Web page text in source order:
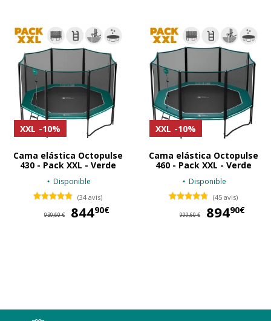
XXL -10%
Cama elástica Octopulse
430 - Pack XXL - Verde
Disponible
(34 avis)
939,60 € 84490€
XXL -10%
Cama elástica Octopulse
460 - Pack XXL - Verde
Disponible
(45 avis)
999,60 € 89490€